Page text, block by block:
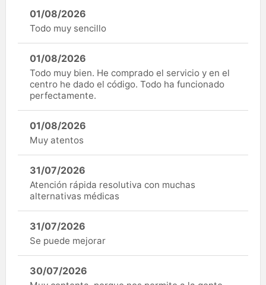
01/08/2026
Todo muy sencillo
01/08/2026
Todo muy bien. He comprado el servicio y en el
centro he dado el código. Todo ha funcionado
perfectamente.
01/08/2026
Muy atentos
31/07/2026
Atención rápida resolutiva con muchas
alternativas médicas
31/07/2026
Se puede mejorar
30/07/2026